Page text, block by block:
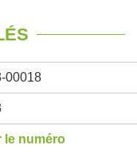
00018
le numéro